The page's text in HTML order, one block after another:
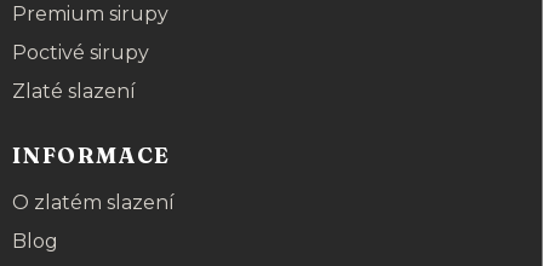
Premium sirupy
Poctivé sirupy
Zlaté slazení
INFORMACE
O zlatém slazení
Blog